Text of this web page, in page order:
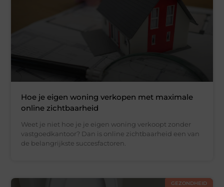
Hoe je eigen woning verkopen met maximale
online zichtbaarheid
Weet je niet hoe je je eigen woning verkoopt zonder
vastgoedkantoor? Dan is online zichtbaarheid een van
de belangrijkste succesfactoren.
GEZONDHEID